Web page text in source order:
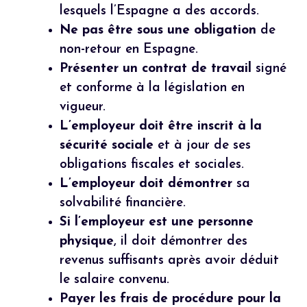
lesquels l’Espagne a des accords.
Ne pas être sous une obligation de
non-retour en Espagne.
Présenter un contrat de travail signé
et conforme à la législation en
vigueur.
L’employeur doit être inscrit à la
sécurité sociale et à jour de ses
obligations fiscales et sociales.
L’employeur doit démontrer sa
solvabilité financière.
Si l’employeur est une personne
physique, il doit démontrer des
revenus suffisants après avoir déduit
le salaire convenu.
Payer les frais de procédure pour la